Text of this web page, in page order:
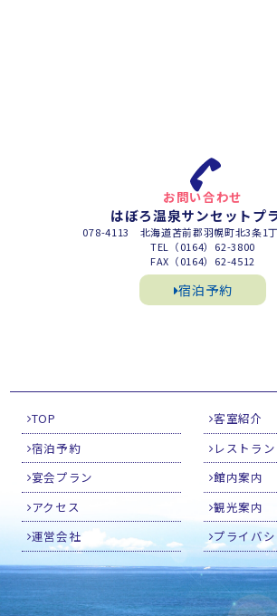
お問い合わせ
はぼろ温泉サンセットプ
078-4113 北海道苫前郡羽幌町北3条1
TEL（0164）62-3800
FAX（0164）62-4512
宿泊予約
TOP
客室紹介
宿泊予約
レストラン
宴会プラン
館内案内
アクセス
観光案内
運営会社
プライバ